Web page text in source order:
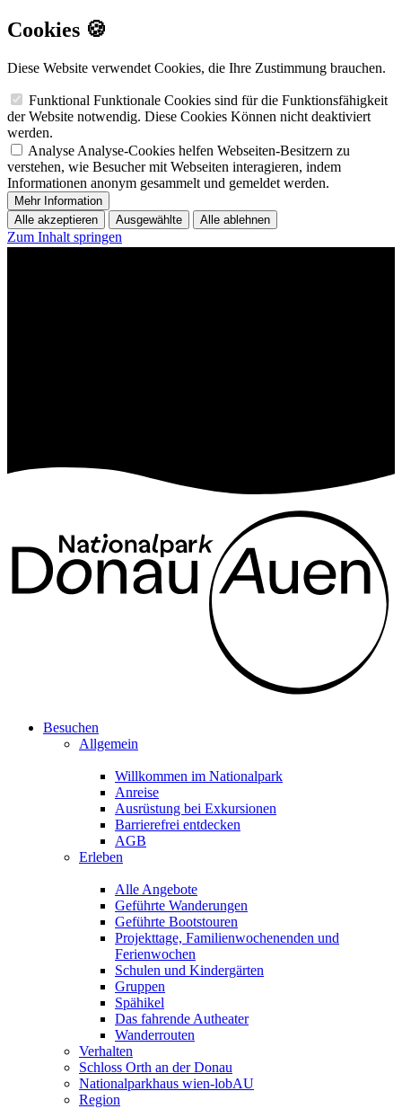
Cookies 🍪
Diese Website verwendet Cookies, die Ihre Zustimmung brauchen.
Funktional Funktionale Cookies sind für die Funktionsfähigkeit
der Website notwendig. Diese Cookies Können nicht deaktiviert
werden.
Analyse Analyse-Cookies helfen Webseiten-Besitzern zu
verstehen, wie Besucher mit Webseiten interagieren, indem
Informationen anonym gesammelt und gemeldet werden.
Mehr Information
Alle akzeptieren
Ausgewählte Alle ablehnen
Zum Inhalt springen
Besuchen
Allgemein
Willkommen im Nationalpark
Anreise
Ausrüstung bei Exkursionen
Barrierefrei entdecken
AGB
Erleben
Alle Angebote
Geführte Wanderungen
Geführte Bootstouren
Projekttage, Familienwochenenden und
Ferienwochen
Schulen und Kindergärten
Gruppen
Spähikel
Das fahrende Autheater
Wanderrouten
Verhalten
Schloss Orth an der Donau
Nationalparkhaus wien-lobAU
Region